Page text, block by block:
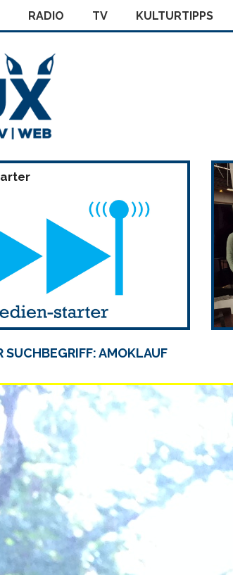
RADIO TV KULTURTIPPS
SUCHBEGRIFF: AMOKLAUF